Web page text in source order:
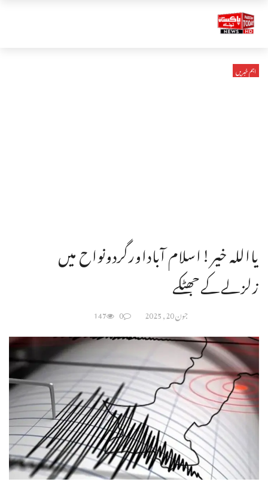
اہم خبریں
یااللہ خیر!اسلام آباداورگردونواح میں
زلزلےکےجھٹکے
جون 20, 2025 0
147